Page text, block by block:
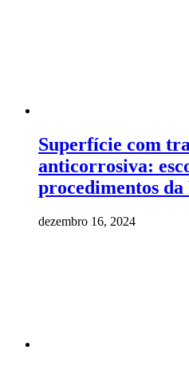
Superfície com
anticorrosiva:
procedimentos
dezembro 16, 2024